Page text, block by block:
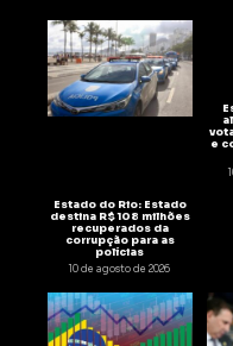
Estado do Rio: Estado
destina R$ 108 milhões
recuperados da
corrupção para as
polícias
10 de agosto de 2026
e